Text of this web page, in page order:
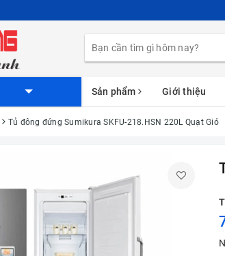
Sản phẩm Giới thiệu
Tủ đông đứng Sumikura SKFU-218.HSN 220L Quạt Gió